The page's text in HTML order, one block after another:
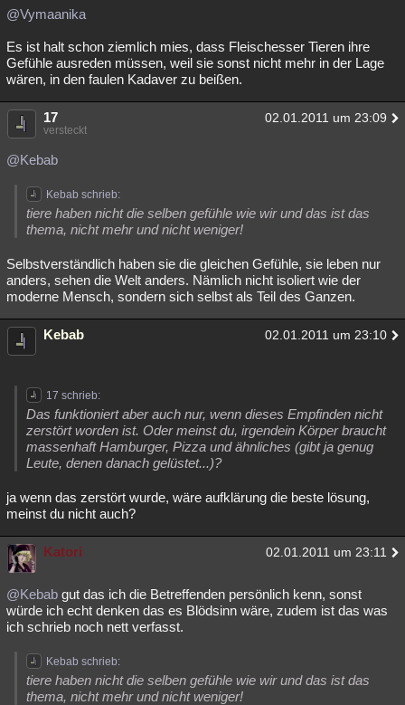
@Vymaanika
Es ist halt schon ziemlich mies, dass Fleischesser Tieren ihre
Gefühle ausreden müssen, weil sie sonst nicht mehr in der Lage
wären, in den faulen Kadaver zu beißen.
17 02.01.2011 um 23:09
versteckt
@Kebab
Kebab schrieb:
tiere haben nicht die selben gefühle wie wir und das ist das
thema, nicht mehr und nicht weniger!
Selbstverständlich haben sie die gleichen Gefühle, sie leben nur
anders, sehen die Welt anders. Nämlich nicht isoliert wie der
moderne Mensch, sondern sich selbst als Teil des Ganzen.
Kebab 02.01.2011 um 23:10
17 schrieb:
Das funktioniert aber auch nur, wenn dieses Empfinden nicht
zerstört worden ist. Oder meinst du, irgendein Körper braucht
massenhaft Hamburger, Pizza und ähnliches (gibt ja genug
Leute, denen danach gelüstet...)?
ja wenn das zerstört wurde, wäre aufklärung die beste lösung,
meinst du nicht auch?
Katori 02.01.2011 um 23:11
@Kebab gut das ich die Betreffenden persönlich kenn, sonst
würde ich echt denken das es Blödsinn wäre, zudem ist das was
ich schrieb noch nett verfasst.
Kebab schrieb:
tiere haben nicht die selben gefühle wie wir und das ist das
thema, nicht mehr und nicht weniger!